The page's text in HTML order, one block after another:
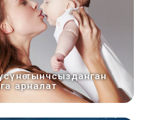
тынчсызданган
арналат